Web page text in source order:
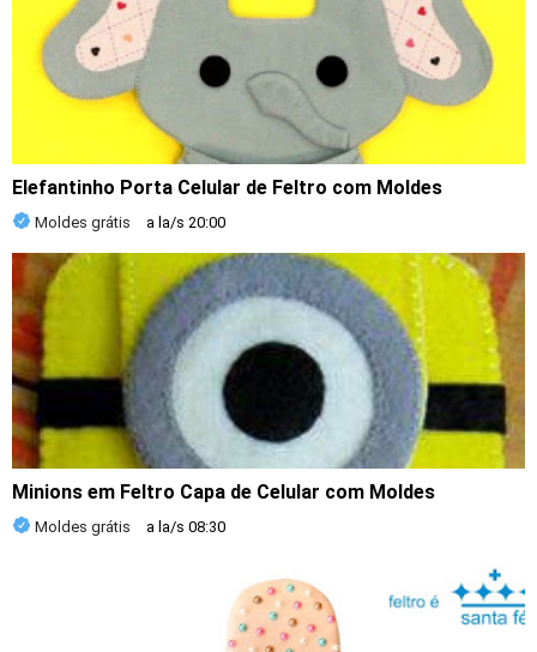
Elefantinho Porta Celular de Feltro com Moldes
Moldes grátis a la/s 20:00
Minions em Feltro Capa de Celular com Moldes
Moldes grátis a la/s 08:30